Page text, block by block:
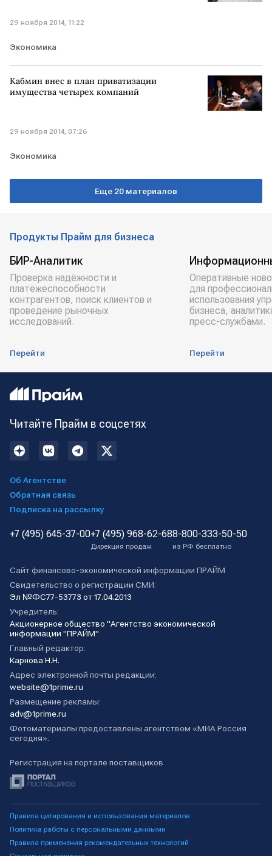
29 ноября 2014, 11:22
Экономика
Кабмин внес в план приватизации
имущества четырех компаний
29 ноября 2014, 07:26
Экономика
Еще 20 материалов
Продукты Прайм для бизнеса
БИР-Аналитик
Проверка надёжности и
платёжеспособности
контрагентов, поиск клиентов и
проведение рыночных
исследований.
Перейти
Оперативные
для
использования
бизнеса,
пресс-службами.
Перейти
Читайте Прайм в соцсетях
Об Агентстве
Обратная связь
Подписка на рассылку
+7 (495) 645-37-00+7 (495) 968-62-68
Дирекция продаж
8-800-333-50-50
из РФ бесплатно
Сайт финансово-экономической информации ПРАЙМ
Свидетельство о регистрации СМИ:
Эл №ФС77-53773 от 17.04.2013
Учредитель:
Акционерное общество "Агентство экономической
информации "ПРАЙМ"
Главный редактор:
Карнова Н.Н.
Адрес электронной почты редакции:
website@1prime.ru
Размещение рекламы:
adv@1prime.ru
Фотоматериалы предоставлены агентством «МИА Россия
сегодня».
Регистрация на портале поставщиков
Правила цитирования и использования материалов
Политика работы с персональными данными
Правила применения рекомендательных технологий